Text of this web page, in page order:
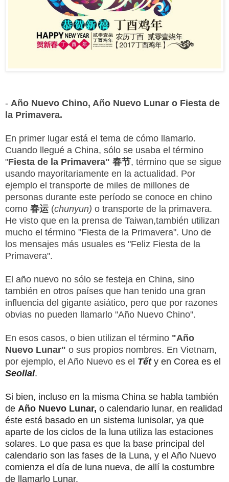
- Año Nuevo Chino, Año Nuevo Lunar o Fiesta de
la Primavera.
En primer lugar está el tema de cómo llamarlo.
Cuando llegué a China, sólo se usaba el término
"Fiesta de la Primavera" 春节, término que se sigue
usando mayoritariamente en la actualidad. Por
ejemplo el transporte de miles de millones de
personas durante este período se conoce en chino
como 春运 (chunyun) o transporte de la primavera.
He visto que en la prensa de Taiwan,también utilizan
mucho el término "Fiesta de la Primavera". Uno de
los mensajes más usuales es "Feliz Fiesta de la
Primavera".
El año nuevo no sólo se festeja en China, sino
también en otros países que han tenido una gran
influencia del gigante asiático, pero que por razones
obvias no pueden llamarlo "Año Nuevo Chino".
En esos casos, o bien utilizan el término "Año
Nuevo Lunar" o sus propios nombres. En Vietnam,
por ejemplo, el Año Nuevo es el Tết y en Corea es el
Seollal.
Si bien, incluso en la misma China se habla también
de Año Nuevo Lunar, o calendario lunar, en realidad
éste está basado en un sistema lunisolar, ya que
aparte de los ciclos de la luna utiliza las estaciones
solares. Lo que pasa es que la base principal del
calendario son las fases de la Luna, y el Año Nuevo
comienza el día de luna nueva, de allí la costumbre
de llamarlo Lunar.